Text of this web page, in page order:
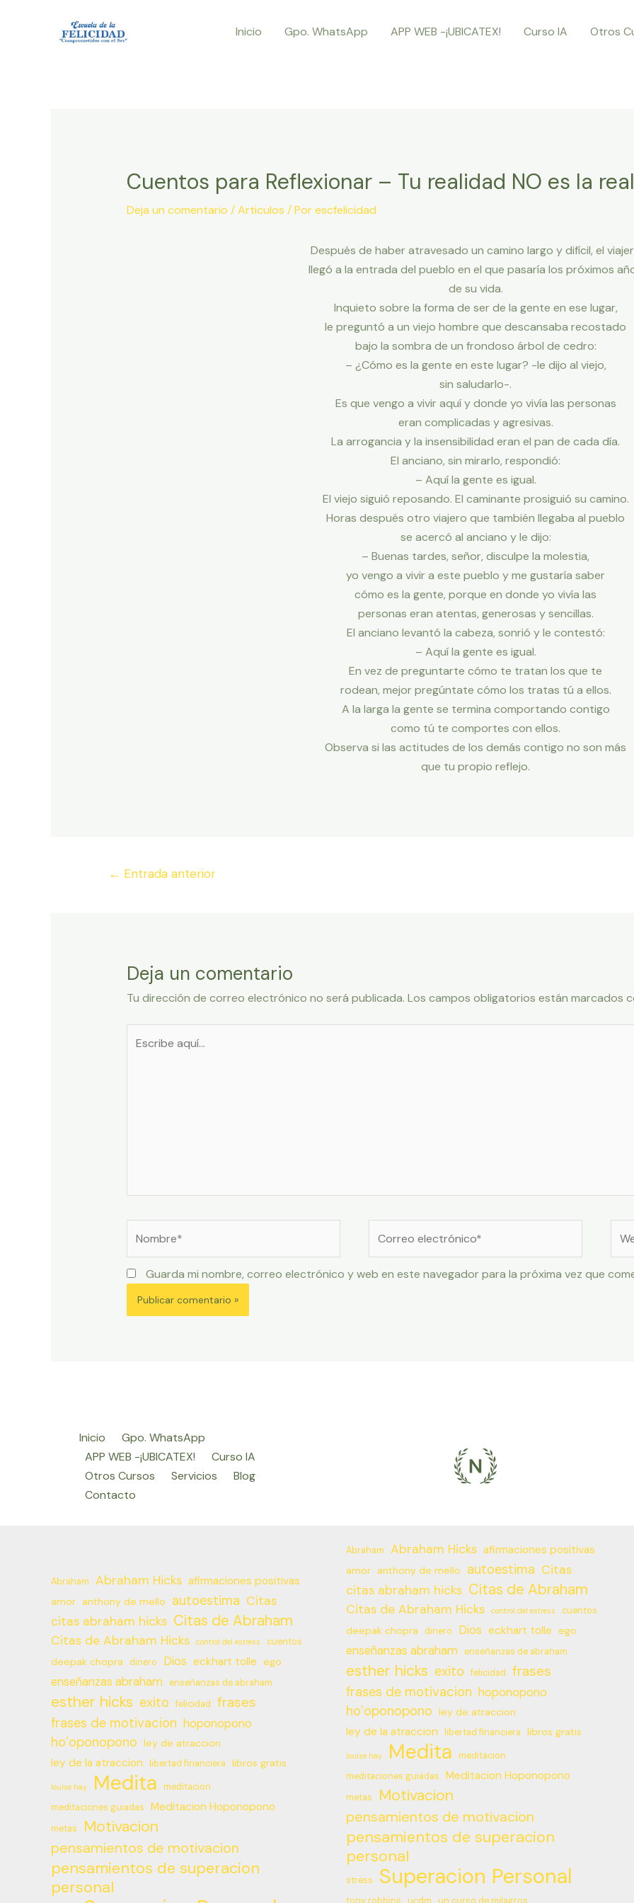
Inicio Gpo. WhatsApp APP WEB -¡UBICATEX! Curso IA Otros
Cuentos para Reflexionar – Tu realidad NO es la
Deja un comentario /Articulos / Porescfelicidad
Después de haber atravesado un camino largo y difícil, el
llegó a la entrada del pueblo en el que pasaría los próximos
de su vida.
Inquieto sobre la forma de ser de la gente en ese lugar,
le preguntó a un viejo hombre que descansaba recostado
bajo la sombra de un frondoso árbol de cedro:
– ¿Cómo es la gente en este lugar? -le dijo al viejo,
sin saludarlo-.
Es que vengo a vivir aquí y donde yo vivía las personas
eran complicadas y agresivas.
La arrogancia y la insensibilidad eran el pan de cada día.
El anciano, sin mirarlo, respondió:
– Aquí la gente es igual.
El viejo siguió reposando. El caminante prosiguió su camino.
Horas después otro viajero que también llegaba al pueblo
se acercó al anciano y le dijo:
– Buenas tardes, señor, disculpe la molestia,
yo vengo a vivir a este pueblo y me gustaría saber
cómo es la gente, porque en donde yo vivía las
personas eran atentas, generosas y sencillas.
El anciano levantó la cabeza, sonrió y le contestó:
– Aquí la gente es igual.
En vez de preguntarte cómo te tratan los que te
rodean, mejor pregúntate cómo los tratas tú a ellos.
A la larga la gente se termina comportando contigo
como tú te comportes con ellos.
Observa si las actitudes de los demás contigo no son más
que tu propio reflejo.
Navegación
← Entrada anterior
Deja un comentario
Tu dirección de correo electrónico no será publicada. Los campos obligatorios están marcados
aquí...
electrónico*
Guarda mi nombre, correo electrónico y web en este navegador para la próxima vez que
Inicio
Gpo. WhatsApp
APP WEB -¡UBICATEX!
Curso IA
Otros Cursos
Servicios
Blog
Contacto
Abraham Abraham Hicks afirmaciones positivas
amor anthony de mello autoestima Citas
citas abraham hicks Citas de Abraham
Citas de Abraham Hicks control del estress cuentos
deepak chopra dinero Dios eckhart tolle ego
enseñanzas abraham enseñanzas de abraham
esther hicks exito felicidad frases
frases de motivacion hoponopono
ho’oponopono ley de atraccion
ley de la atraccion libertad financiera libros gratis
louise hay Medita
meditacion
meditaciones guiadas
Meditacion Hoponopono
metas Motivacion
pensamientos de motivacion
pensamientos de superacion
personal
Abraham Abraham Hicks afirmaciones positivas
amor anthony de mello autoestima Citas
citas abraham hicks Citas de Abraham
Citas de Abraham Hicks control del estress cuentos
deepak chopra dinero Dios eckhart tolle ego
enseñanzas abraham enseñanzas de abraham
esther hicks exito felicidad frases
frases de motivacion hoponopono
ho’oponopono ley de atraccion
ley de la atraccion libertad financiera libros gratis
louise hay Medita
meditacion
meditaciones guiadas
Meditacion Hoponopono
metas Motivacion
pensamientos de motivacion
pensamientos de superacion
personal
stress Superacion Personal
tony robbins ucdm un curso de milagros